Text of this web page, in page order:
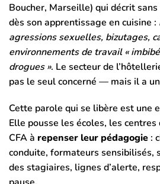
Boucher, Marseille) qui décrit
dès son apprentissage en cuisine :
agressions sexuelles, bizutages,
environnements de travail «
drogues ». Le secteur de
pas le seul concerné — mais il a
Cette parole qui se libère est une
Elle pousse les écoles, les
CFA à repenser leur pédagogie :
conduite, formateurs sensibilisés,
des stagiaires, lignes d’alerte,